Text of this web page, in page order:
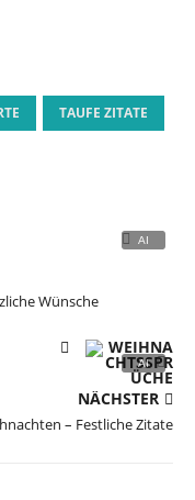
TAUFE ZITATE
Wünsche
NÄCHSTER
– Festliche Zitate